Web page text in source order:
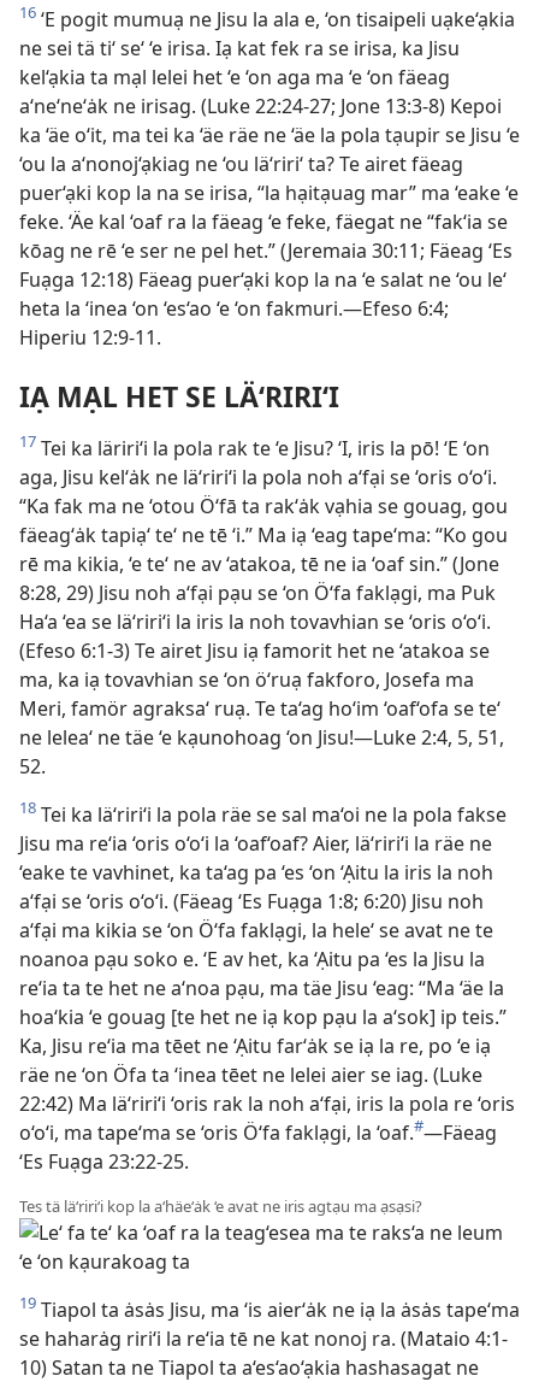
16 ‘E pogit mumuạ ne Jisu la ala e, ‘on tisaipeli uạke‘ạkia
ne sei tä ti‘ se‘ ‘e irisa. Iạ kat fek ra se irisa, ka Jisu
kel‘ạkia ta mạl lelei het ‘e ‘on aga ma ‘e ‘on fäeag
a‘ne‘ne‘ȧk ne irisag. (Luke 22:24-27; Jone 13:3-8) Kepoi
ka ‘äe o‘it, ma tei ka ‘äe räe ne ‘äe la pola tạupir se Jisu ‘e
‘ou la a‘nonoj‘ạkiag ne ‘ou lä‘riri‘ ta? Te airet fäeag
puer‘ạki kop la na se irisa, “la hạitạuag mar” ma ‘eake ‘e
feke. ‘Äe kal ‘oaf ra la fäeag ‘e feke, fäegat ne “fak‘ia se
kōag ne rē ‘e ser ne pel het.” (Jeremaia 30:11; Fäeag ‘Es
Fuạga 12:18) Fäeag puer‘ạki kop la na ‘e salat ne ‘ou le‘
heta la ‘inea ‘on ‘es‘ao ‘e ‘on fakmuri.—Efeso 6:4;
Hiperiu 12:9-11.
IẠ MẠL HET SE LÄ‘RIRI‘I
17 Tei ka läriri‘i la pola rak te ‘e Jisu? ‘I, iris la pō! ‘E ‘on
aga, Jisu kel‘ȧk ne lä‘riri‘i la pola noh a‘fại se ‘oris o‘o‘i.
“Ka fak ma ne ‘otou Ö‘fā ta rak‘ȧk vạhia se gouag, gou
fäeag‘ȧk tapiạ‘ te‘ ne tē ‘i.” Ma iạ ‘eag tape‘ma: “Ko gou
rē ma kikia, ‘e te‘ ne av ‘atakoa, tē ne ia ‘oaf sin.” (Jone
8:28, 29) Jisu noh a‘fại pạu se ‘on Ö‘fa faklạgi, ma Puk
Ha‘a ‘ea se lä‘riri‘i la iris la noh tovavhian se ‘oris o‘o‘i.
(Efeso 6:1-3) Te airet Jisu iạ famorit het ne ‘atakoa se
ma, ka iạ tovavhian se ‘on ö‘ruạ fakforo, Josefa ma
Meri, famör agraksa‘ ruạ. Te ta‘ag ho‘im ‘oaf‘ofa se te‘
ne lelea‘ ne täe ‘e kạunohoag ‘on Jisu!—Luke 2:4, 5, 51,
52.
18 Tei ka lä‘riri‘i la pola räe se sal ma‘oi ne la pola fakse
Jisu ma re‘ia ‘oris o‘o‘i la ‘oaf‘oaf? Aier, lä‘riri‘i la räe ne
‘eake te vavhinet, ka ta‘ag pa ‘es ‘on ‘Ạitu la iris la noh
a‘fại se ‘oris o‘o‘i. (Fäeag ‘Es Fuạga 1:8; 6:20) Jisu noh
a‘fại ma kikia se ‘on Ö‘fa faklạgi, la hele‘ se avat ne te
noanoa pạu soko e. ‘E av het, ka ‘Ạitu pa ‘es la Jisu la
re‘ia ta te het ne a‘noa pạu, ma täe Jisu ‘eag: “Ma ‘äe la
hoa‘kia ‘e gouag [te het ne iạ kop pạu la a‘sok] ip teis.”
Ka, Jisu re‘ia ma tēet ne ‘Ạitu far‘ȧk se iạ la re, po ‘e iạ
räe ne ‘on Öfa ta ‘inea tēet ne lelei aier se iag. (Luke
22:42) Ma lä‘riri‘i ‘oris rak la noh a‘fại, iris la pola re ‘oris
o‘o‘i, ma tape‘ma se ‘oris Ö‘fa faklạgi, la ‘oaf.#—Fäeag
‘Es Fuạga 23:22-25.
Tes tä lä‘riri‘i kop la a‘häe‘ȧk ‘e avat ne iris agtạu ma ạsạsi?
19 Tiapol ta ȧsȧs Jisu, ma ‘is aier‘ȧk ne iạ la ȧsȧs tape‘ma
se haharȧg riri‘i la re‘ia tē ne kat nonoj ra. (Mataio 4:1-
10) Satan ta ne Tiapol ta a‘es‘ao‘ạkia hashasagat ne